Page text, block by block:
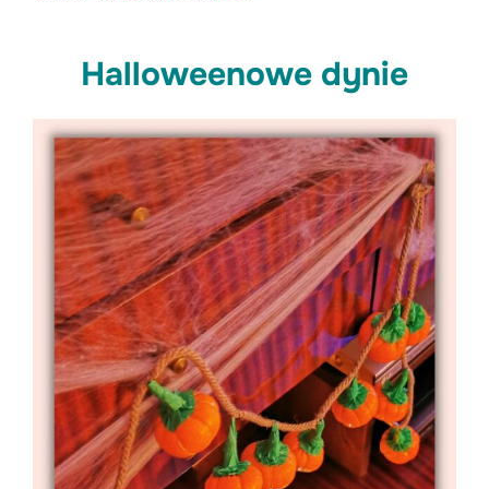
Halloweenowe dynie